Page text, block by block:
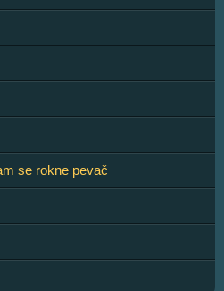
se rokne pevač